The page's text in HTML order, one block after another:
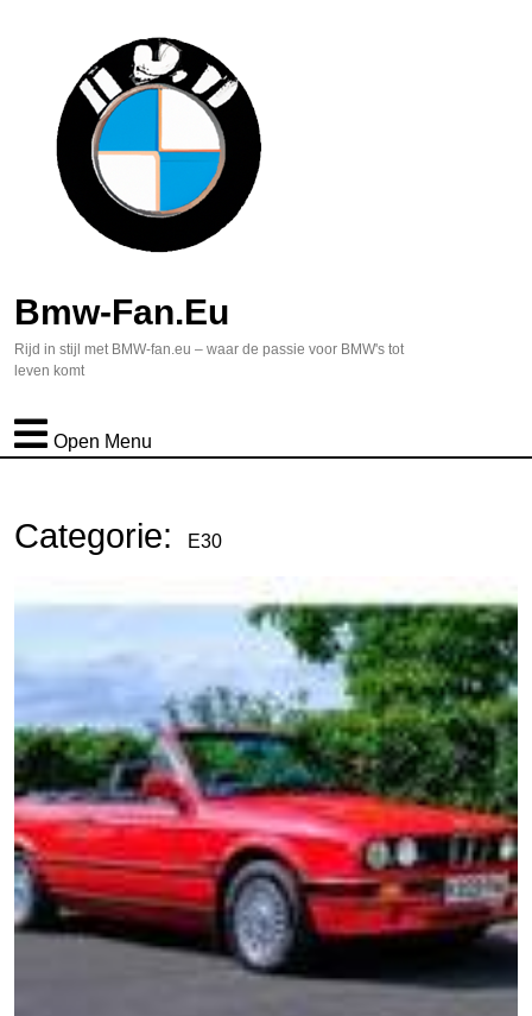
Bmw-Fan.eu
Rijd in stijl met BMW-fan.eu – waar de passie voor BMW's tot
leven komt
Open Menu
Categorie: E30